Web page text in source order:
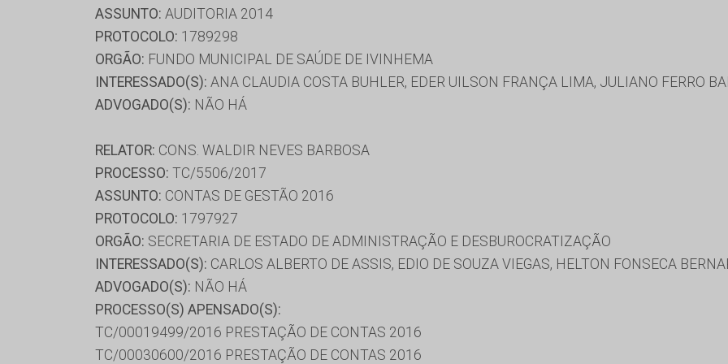
ASSUNTO: AUDITORIA 2014
PROTOCOLO: 1789298
ORGÃO: FUNDO MUNICIPAL DE SAÚDE DE IVINHEMA
INTERESSADO(S): ANA CLAUDIA COSTA BUHLER, EDER UILSON FRANÇA LIMA, JULIANO FERRO
ADVOGADO(S): NÃO HÁ
RELATOR: CONS. WALDIR NEVES BARBOSA
PROCESSO: TC/5506/2017
ASSUNTO: CONTAS DE GESTÃO 2016
PROTOCOLO: 1797927
ORGÃO: SECRETARIA DE ESTADO DE ADMINISTRAÇÃO E DESBUROCRATIZAÇÃO
INTERESSADO(S): CARLOS ALBERTO DE ASSIS, EDIO DE SOUZA VIEGAS, HELTON FONSECA
ADVOGADO(S): NÃO HÁ
PROCESSO(S) APENSADO(S):
TC/00019499/2016 PRESTAÇÃO DE CONTAS 2016
TC/00030600/2016 PRESTAÇÃO DE CONTAS 2016